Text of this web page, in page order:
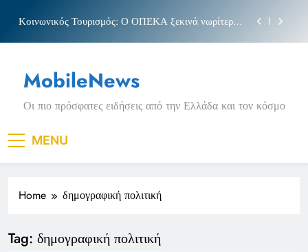
content
Κοινωνικός Τουρισμός: Ο ΟΠΕΚΑ ξεκινά νωρίτερα
Νέα Κρήτη: Σαρακήνικο και η φράση «Κρήτη
ΟΦΗ»
Πριγκιπάτο Στάδιο
Κοινωνικός Τουρισμός: Ο ΟΠΕΚΑ ξεκινά νωρίτερα
τις αιτήσεις
Μπέσσυ αργυράκη
Νέα Κρήτη: Σαρακήνικο και η φράση «Κρήτη
MobileNews
Οι πιο πρόσφατες ειδήσεις από την Ελλάδα και τον κόσμο
MENU
Home δημογραφική πολιτική
Tag: δημογραφική πολιτική